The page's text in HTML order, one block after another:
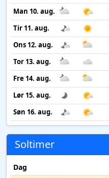
Man 10. aug.
Tir 11. aug.
Ons 12. aug.
Tor 13. aug.
Fre 14. aug.
Lør 15. aug.
Søn 16. aug.
Soltimer
Dag